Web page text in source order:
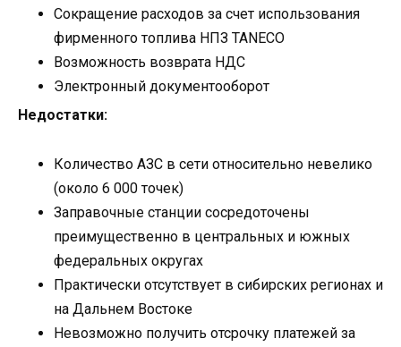
Сокращение расходов за счет использования
фирменного топлива НПЗ TANECO
Возможность возврата НДС
Электронный документооборот
Недостатки:
Количество АЗС в сети относительно невелико
(около 6 000 точек)
Заправочные станции сосредоточены
преимущественно в центральных и южных
федеральных округах
Практически отсутствует в сибирских регионах и
на Дальнем Востоке
Невозможно получить отсрочку платежей за